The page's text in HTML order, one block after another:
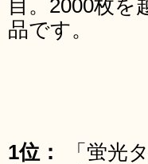
目。2000枚を
品です。
1位：
「蛍光